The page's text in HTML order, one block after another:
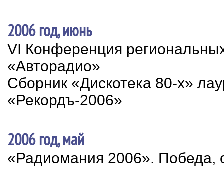
2006 год, июнь
VI Конференция
«Авторадио»
Сборник «Дискотека 80-х»
«Рекордъ-2006»
2006 год, май
«Радиомания 2006». Победа,